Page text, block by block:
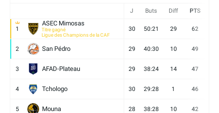
J Buts Diff PTS
1
ASEC Mimosas
Titre gagné
Ligue des Champions de la CAF
30 50:21 29 62
2 San Pédro 29 40:30 10 49
3 AFAD-Plateau 29 38:24 14 47
4 Tchologo 30 29:28 1 46
5 Mouna 28 38:28 10 42